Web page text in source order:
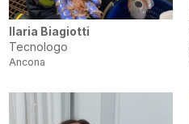
Ilaria Biagiotti
Tecnologo
Ancona